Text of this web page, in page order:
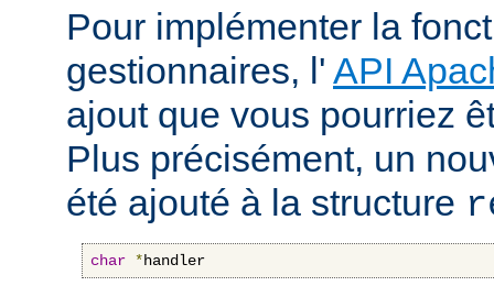
Pour implémenter la
gestionnaires, l' API
ajout que vous pourriez
Plus précisément, un
été ajouté à la structure
char *handler